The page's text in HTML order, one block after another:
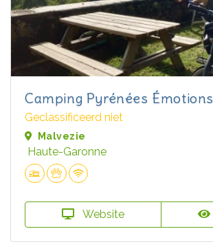
Camping Pyrénées Émotions
Geclassificeerd niet
Malvezie
Haute-Garonne
Website